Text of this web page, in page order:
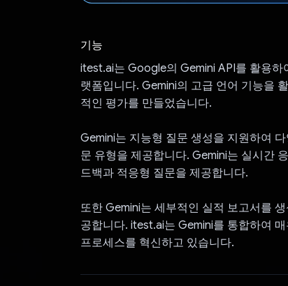
기능
itest.ai는 Google의 Gemini API를 활용
랫폼입니다. Gemini의 고급 언어 기능을
적인 평가를 만들었습니다.
Gemini는 지능형 질문 생성을 지원하여
문 유형을 제공합니다. Gemini는 실시간
드백과 적응형 질문을 제공합니다.
또한 Gemini는 세부적인 실적 보고서를
공합니다. itest.ai는 Gemini를 통합하여
프로세스를 혁신하고 있습니다.